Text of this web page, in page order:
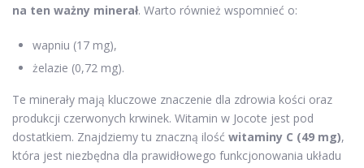
na ten ważny minerał. Warto również wspomnieć o:
wapniu (17 mg),
żelazie (0,72 mg).
Te minerały mają kluczowe znaczenie dla zdrowia kości oraz
produkcji czerwonych krwinek. Witamin w Jocote jest pod
dostatkiem. Znajdziemy tu znaczną ilość witaminy C (49 mg),
która jest niezbędna dla prawidłowego funkcjonowania układu